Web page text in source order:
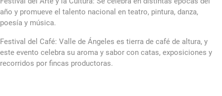
año y promueve el talento nacional en teatro, pintura, danza,
poesía y música.
Festival del Café: Valle de Ángeles es tierra de café de altura, y
este evento celebra su aroma y sabor con catas, exposiciones y
recorridos por fincas productoras.